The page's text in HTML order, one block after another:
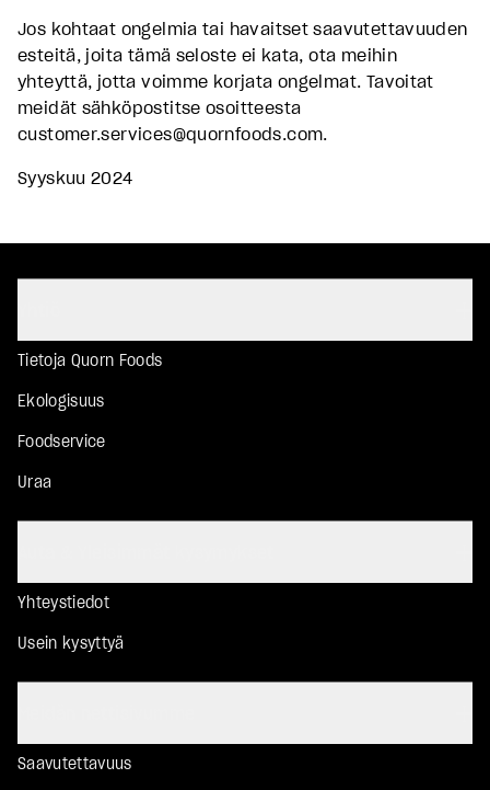
Jos kohtaat ongelmia tai havaitset saavutettavuuden
esteitä, joita tämä seloste ei kata, ota meihin
yhteyttä, jotta voimme korjata ongelmat. Tavoitat
meidät sähköpostitse osoitteesta
customer.services@quornfoods.com.
Syyskuu 2024
Tietoja Quorn Foods
Ekologisuus
Foodservice
Uraa
Yhteystiedot
Usein kysyttyä
Saavutettavuus